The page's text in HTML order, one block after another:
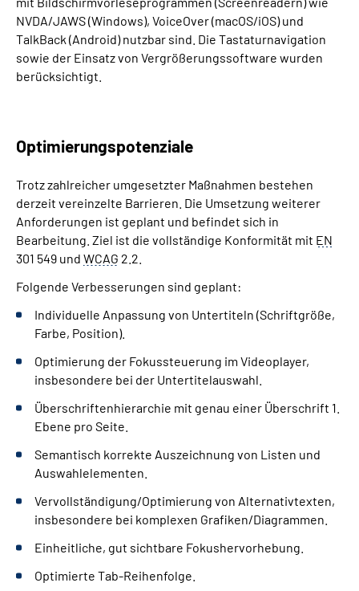
NVDA/JAWS (Windows), VoiceOver (macOS/iOS) und
TalkBack (Android) nutzbar sind. Die Tastaturnavigation
sowie der Einsatz von Vergrößerungssoftware wurden
berücksichtigt.
Optimierungspotenziale
Trotz zahlreicher umgesetzter Maßnahmen bestehen
derzeit vereinzelte Barrieren. Die Umsetzung weiterer
Anforderungen ist geplant und befindet sich in
Bearbeitung. Ziel ist die vollständige Konformität mit EN
301 549 und WCAG 2.2.
Folgende Verbesserungen sind geplant:
Individuelle Anpassung von Untertiteln (Schriftgröße,
Farbe, Position).
Optimierung der Fokussteuerung im Videoplayer,
insbesondere bei der Untertitelauswahl.
Überschriftenhierarchie mit genau einer Überschrift 1.
Ebene pro Seite.
Semantisch korrekte Auszeichnung von Listen und
Auswahlelementen.
Vervollständigung/Optimierung von Alternativtexten,
insbesondere bei komplexen Grafiken/Diagrammen.
Einheitliche, gut sichtbare Fokushervorhebung.
Optimierte Tab-Reihenfolge.